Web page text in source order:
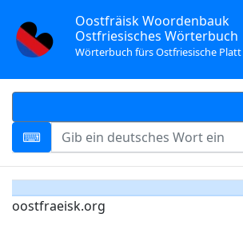
Oostfräisk Woordenbauk
Ostfriesisches Wörterbuch
Wörterbuch fürs Ostfriesische Platt
oostfraeisk.org